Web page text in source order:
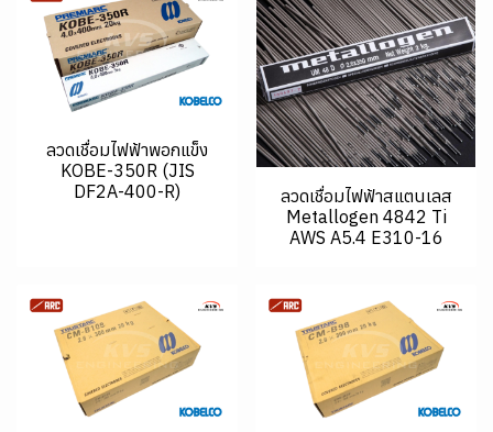
ลวดเชื่อมไฟฟ้าพอกแข็ง
KOBE-350R (JIS
DF2A-400-R)
ลวดเชื่อมไฟฟ้าสแตนเลส
Metallogen 4842 Ti
AWS A5.4 E310-16